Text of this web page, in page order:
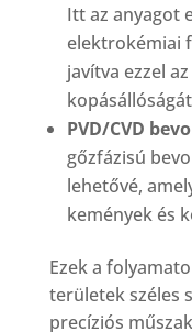
Itt az anyagot
elektrokémiai
javítva ezzel
PVD/CVD
gőzfázisú
lehetővé,
kemények és
Ezek a
területek széles
precíziós